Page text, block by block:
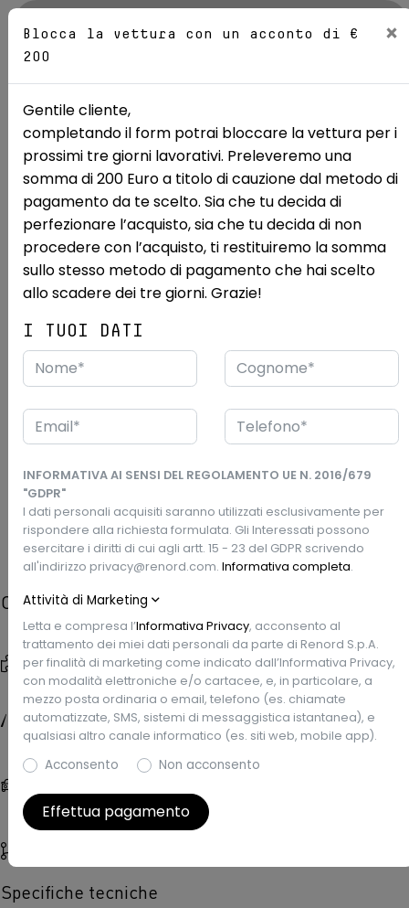
Sedi
Mostra le 14 foto
Usate Nissan Qashqai
NISSAN Qashqai 1.3 Mild Hybrid
158cv N-Connecta 4WD Xtron
USATO RENORD PRIME CAMBIO AUTOMATICO
4/2023 63.500 km
Desideri vedere questa vettura dal vivo?
Vieni a vederla presso:Renord S.p.a.
Via Turati, 13 - 27028 San Martino Siccomario, PV
Prezzo Renord
€23.900 Richiedi un preventivo
Caratteristiche
Tipo di veicolo
Usata
Data Imm.
4/2023
Chilometri
63.500 km
Garanzia
Renew Gold
Carrozzeria
posti
Colore esterno
Specifiche tecniche
Blocca la vettura con un acconto di €
200
×
Gentile cliente,
completando il form potrai bloccare la vettura per i
prossimi tre giorni lavorativi. Preleveremo una
somma di 200 Euro a titolo di cauzione dal metodo di
pagamento da te scelto. Sia che tu decida di
perfezionare l’acquisto, sia che tu decida di non
procedere con l’acquisto, ti restituiremo la somma
sullo stesso metodo di pagamento che hai scelto
allo scadere dei tre giorni. Grazie!
I TUOI DATI
INFORMATIVA AI SENSI DEL REGOLAMENTO UE N. 2016/679
"GDPR"
I dati personali acquisiti saranno utilizzati esclusivamente per
rispondere alla richiesta formulata. Gli Interessati possono
esercitare i diritti di cui agli artt. 15 - 23 del GDPR scrivendo
all'indirizzo privacy@renord.com. Informativa completa.
Attività di Marketing
Letta e compresa l’Informativa Privacy, acconsento al
trattamento dei miei dati personali da parte di Renord S.p.A.
per finalità di marketing come indicato dall’Informativa Privacy,
con modalità elettroniche e/o cartacee, e, in particolare, a
mezzo posta ordinaria o email, telefono (es. chiamate
automatizzate, SMS, sistemi di messaggistica istantanea), e
qualsiasi altro canale informatico (es. siti web, mobile app).
Acconsento Non acconsento
Effettua pagamento